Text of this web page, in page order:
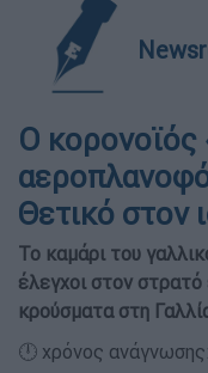
Ο κορονοϊός
Θετικό στον
Το καμάρι του
έλεγχοι στον
κρούσματα στη
🕛 χρόνος